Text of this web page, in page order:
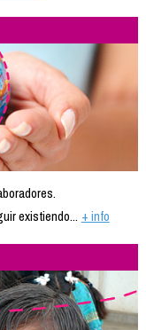
existiendo... + info